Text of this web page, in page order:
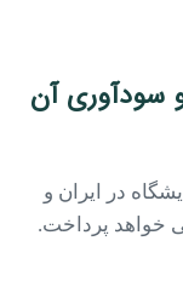
و سودآوری آن
در ایران و
خواهد پرداخت.